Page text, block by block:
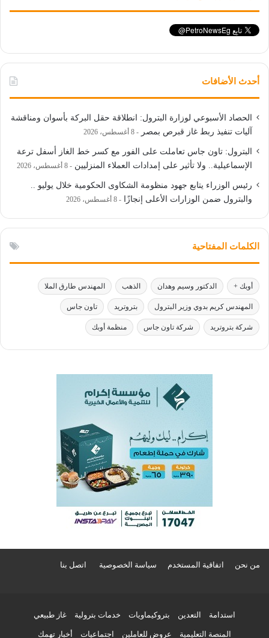
أحدث الأضافات
الحصاد الأسبوعي لوزارة البترول: انطلاقة حقل البركة بأسوان ومناقشة
آليات تنفيذ ربط غاز قبرص بمصر
8 أغسطس، 2026
البترول: تاون جاس تعاملت على الفور مع كسر خط الغاز أسفل ترعة
الإسماعيلية.. ولا تأثير على إمدادات العملاء المنزليين
8 أغسطس، 2026
رئيس الوزراء يتابع جهود منظومة الشكاوى الحكومية خلال يوليو ..
والبترول ضمن الوزارات الأعلى إنجازًا
8 أغسطس، 2026
الكلمات المفتاحية
أوبك + الدكتور وسيم وهدان الذهب المهندس طارق الملا
المهندس كريم بدوي وزير البترول بتروتريد تاون جاس
شركة بتروتريد شركة تاون جاس منظمة أوبك
من نحن اتفاقية المستخدم سياسة الخصوصية اتصل بنا
استدامة التعدين بتروكيماويات خدمات بترولية غاز طبيعي
المنصة التعليمية عروض للعاملين اجتماعيات أخبار تهمك